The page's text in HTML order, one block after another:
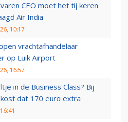
CEO moet het tij keren
Air India
10:17
vrachtafhandelaar
op Luik Airport
16:57
in de Business Class? Bij
dat 170 euro extra